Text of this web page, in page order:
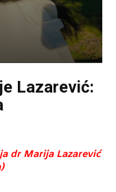
Lazarević:
dr Marija Lazarević